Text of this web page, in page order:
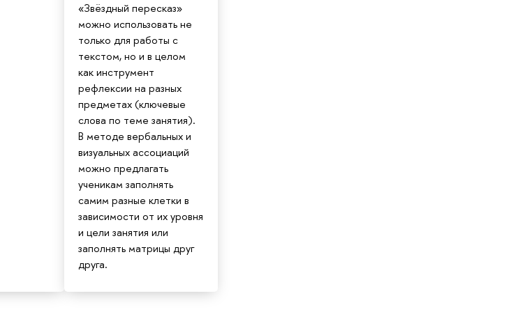
«Звёздный пересказ»
можно использовать не
только для работы с
текстом, но и в целом
как инструмент
рефлексии на разных
предметах (ключевые
слова по теме занятия).
В методе вербальных и
визуальных ассоциаций
можно предлагать
ученикам заполнять
самим разные клетки в
зависимости от их уровня
и цели занятия или
заполнять матрицы друг
друга.